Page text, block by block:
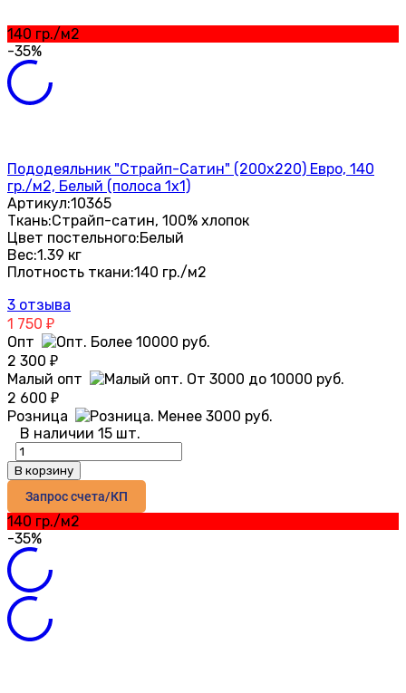
140 гр./м2
-35%
Пододеяльник "Страйп-Сатин" (200х220) Евро, 140
гр./м2, Белый (полоса 1х1)
Артикул:10365
Ткань:Страйп-сатин, 100% хлопок
Цвет постельного:Белый
Вес:1.39 кг
Плотность ткани:140 гр./м2
3 отзыва
1 750 ₽
Опт
2 300 ₽
Малый опт
2 600 ₽
Розница
В наличии 15 шт.
В корзину
Запрос счета/КП
140 гр./м2
-35%